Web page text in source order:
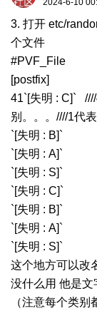
2024-6-10
3. 打开 etc/
个文件
#PVF_File
[postfix]
41`[失明 : C]`
别。。。////1代
`[失明 : B]`
`[失明 : A]`
`[失明 : S]`
`[失明 : C]`
`[失明 : B]`
`[失明 : A]`
`[失明 : S]`
这个地方可以改
没什么用 他是文
（注意每个类别